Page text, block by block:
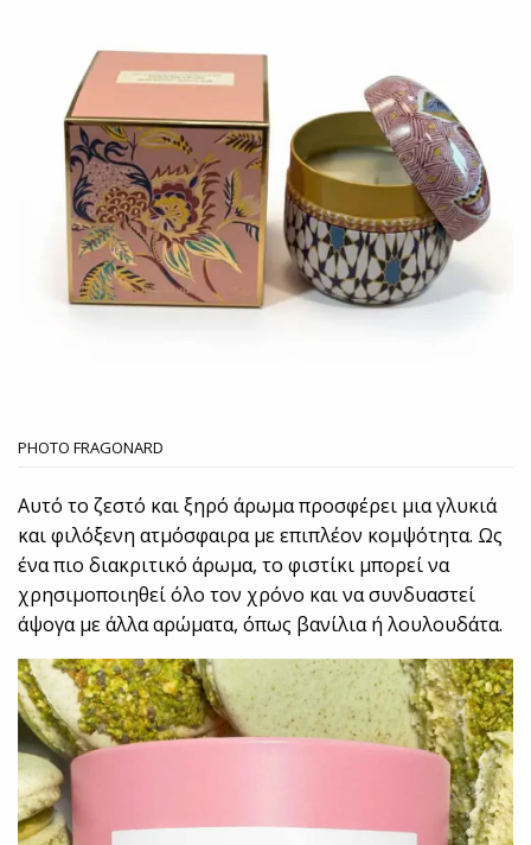
PHOTO FRAGONARD
Αυτό το ζεστό και ξηρό άρωμα προσφέρει μια γλυκιά
και φιλόξενη ατμόσφαιρα με επιπλέον κομψότητα. Ως
ένα πιο διακριτικό άρωμα, το φιστίκι μπορεί να
χρησιμοποιηθεί όλο τον χρόνο και να συνδυαστεί
άψογα με άλλα αρώματα, όπως βανίλια ή λουλουδάτα.